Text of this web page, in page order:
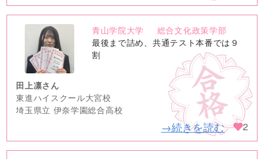
no
image
青山学院大学
総合文化政策学部
最後まで詰め、共通テスト本番では９
割
田上凛さん
東進ハイスクール大宮校
埼玉県立 伊奈学園総合高校
→続きを読む 2